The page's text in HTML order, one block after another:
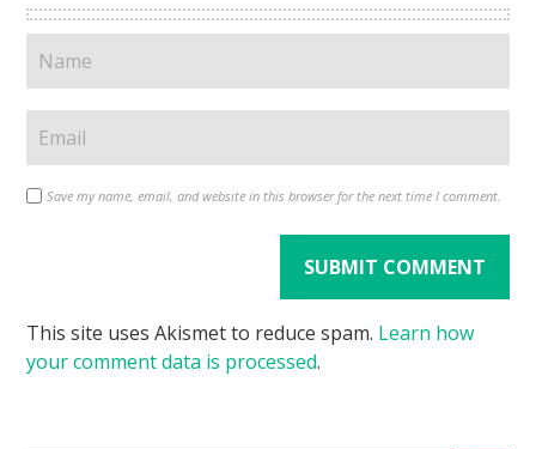
Save my name, email, and website in this browser for the next time I comment.
This site uses Akismet to reduce spam. Learn how
your comment data is processed.